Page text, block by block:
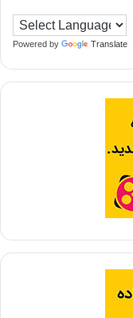
Powered by Translate